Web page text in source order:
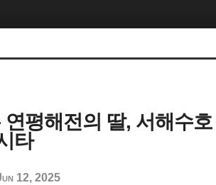
평해전의 딸, 서해수
타
12, 2025